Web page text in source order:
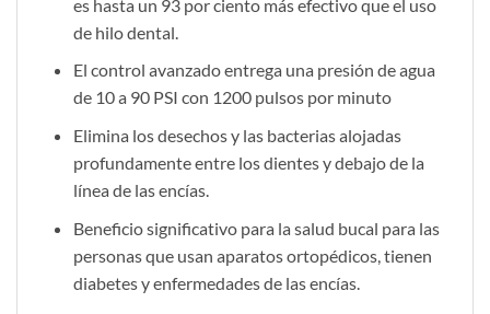
es hasta un 93 por ciento más efectivo que el uso
de hilo dental.
El control avanzado entrega una presión de agua
de 10 a 90 PSI con 1200 pulsos por minuto
Elimina los desechos y las bacterias alojadas
profundamente entre los dientes y debajo de la
línea de las encías.
Beneficio significativo para la salud bucal para las
personas que usan aparatos ortopédicos, tienen
diabetes y enfermedades de las encías.